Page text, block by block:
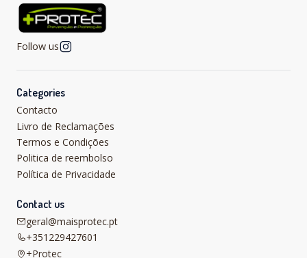
Follow us
Categories
Contacto
Livro de Reclamações
Termos e Condições
Politica de reembolso
Política de Privacidade
Contact us
geral@maisprotec.pt
+351229427601
+Protec